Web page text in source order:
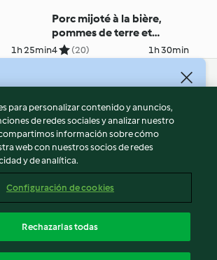
1h 25min
Porc mijoté à la bière,
pommes de terre et
légumes
4 (20) 1h 30min
para personalizar contenido y anuncios,
de redes sociales y analizar nuestro
información sobre cómo
web con nuestros socios de redes
y de analítica.
Configuración de cookies
Rechazarlas todas